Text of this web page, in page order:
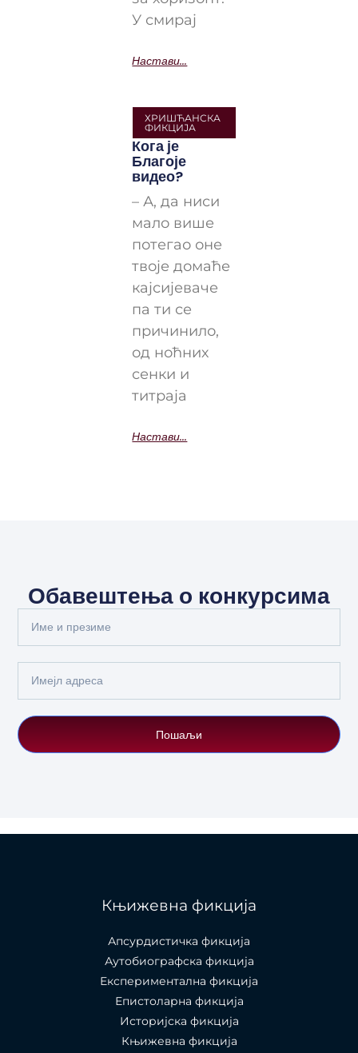
У смирај
Настави...
ХРИШЋАНСКА
ФИКЦИЈА
Кога је
Благоје
видео?
– А, да ниси
мало више
потегао оне
твоје домаће
кајсијеваче
па ти се
причинило,
од ноћних
сенки и
титраја
Настави...
Обавештења о конкурсима
Пошаљи
Књижевна фикција
Апсурдистичка фикција
Аутобиографска фикција
Експериментална фикција
Епистоларна фикција
Историјска фикција
Књижевна фикција